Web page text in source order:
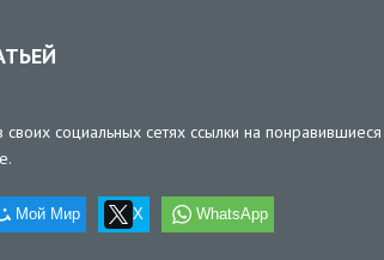
социальных сетях ссылки на понравившиеся
Мой Мир X WhatsApp